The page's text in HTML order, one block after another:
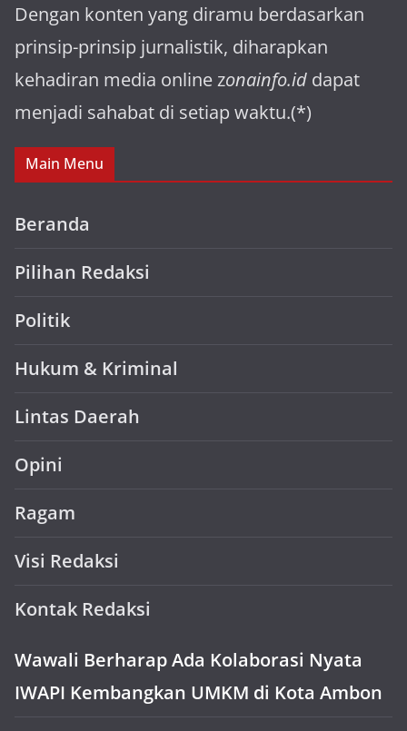
Dengan konten yang diramu berdasarkan
prinsip-prinsip jurnalistik, diharapkan
kehadiran media online zonainfo.id dapat
menjadi sahabat di setiap waktu.(*)
Main Menu
Beranda
Pilihan Redaksi
Politik
Hukum & Kriminal
Lintas Daerah
Opini
Ragam
Visi Redaksi
Kontak Redaksi
Wawali Berharap Ada Kolaborasi Nyata
IWAPI Kembangkan UMKM di Kota Ambon